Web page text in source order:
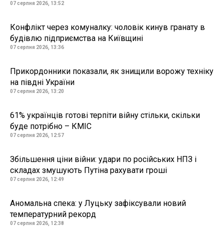
07 серпня 2026, 13:52
Конфлікт через комуналку: чоловік кинув гранату в
будівлю підприємства на Київщині
07 серпня 2026, 13:36
Прикордонники показали, як знищили ворожу техніку
на півдні України
07 серпня 2026, 13:20
61% українців готові терпіти війну стільки, скільки
буде потрібно – КМІС
07 серпня 2026, 12:57
Збільшення ціни війни: удари по російських НПЗ і
складах змушують Путіна рахувати гроші
07 серпня 2026, 12:49
Аномальна спека: у Луцьку зафіксували новий
температурний рекорд
07 серпня 2026, 12:38